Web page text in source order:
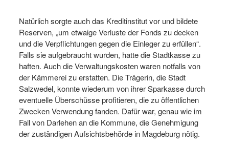
Natürlich sorgte auch das Kreditinstitut vor und bildete
Reserven, „um etwaige Verluste der Fonds zu decken
und die Verpflichtungen gegen die Einleger zu erfüllen“.
Falls sie aufgebraucht wurden, hatte die Stadtkasse zu
haften. Auch die Verwaltungskosten waren notfalls von
der Kämmerei zu erstatten. Die Trägerin, die Stadt
Salzwedel, konnte wiederum von ihrer Sparkasse durch
eventuelle Überschüsse profitieren, die zu öffentlichen
Zwecken Verwendung fanden. Dafür war, genau wie im
Fall von Darlehen an die Kommune, die Genehmigung
der zuständigen Aufsichtsbehörde in Magdeburg nötig.